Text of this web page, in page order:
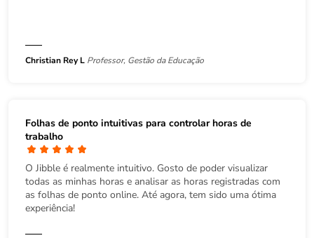
Christian Rey L Professor, Gestão da Educação
Folhas de ponto intuitivas para controlar horas de
trabalho
O Jibble é realmente intuitivo. Gosto de poder visualizar
todas as minhas horas e analisar as horas registradas com
as folhas de ponto online. Até agora, tem sido uma ótima
experiência!